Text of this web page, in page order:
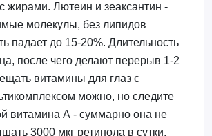
жирами. Лютеин и зеаксантин -
молекулы, без липидов
падает до 15-20%. Длительность
после чего делают перерыв 1-2
витамины для глаз с
можно, но следите
витамина А - суммарно она не
3000 мкг ретинола в сутки.